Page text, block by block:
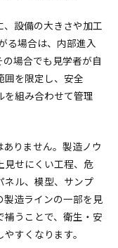
設備の大きさや加工
る場合は、内部進入
場合でも見学者が自
囲を限定し、安全
を組み合わせて管理
りません。製造ノウ
見せにくい工程、危
ネル、模型、サンプ
製造ラインの一部を見
うことで、衛生・安
すくなります。